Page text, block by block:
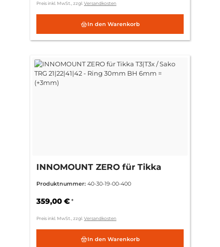
Preis inkl. MwSt., zzgl.Versandkosten
In den Warenkorb
INNOMOUNT ZERO für Tikka
Ring 30mm BH 6mm = (+3mm)
Produktnummer: 40-30-19-00-400
359,00 € *
Preis inkl. MwSt., zzgl. Versandkosten
In den Warenkorb